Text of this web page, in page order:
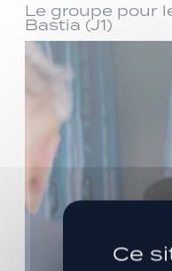
Le groupe pour
Bastia (J1)
Ce